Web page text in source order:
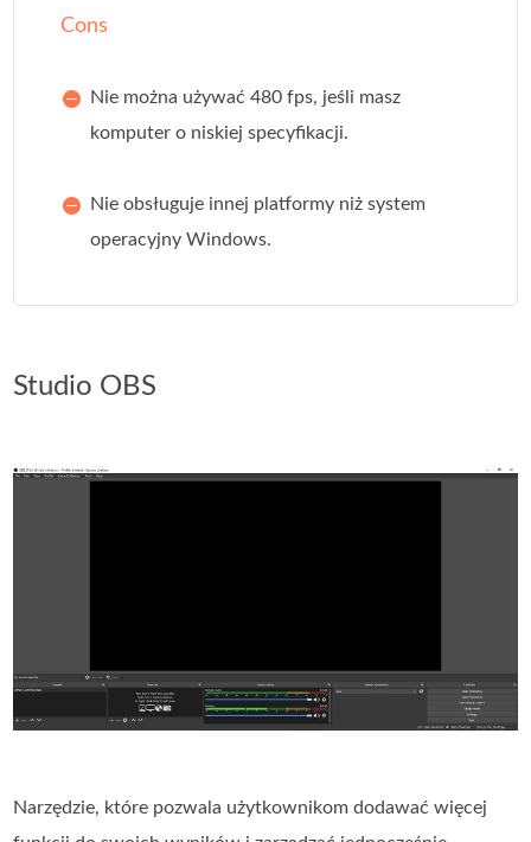
Cons
Nie można używać 480 fps, jeśli masz
komputer o niskiej specyfikacji.
Nie obsługuje innej platformy niż system
operacyjny Windows.
Studio OBS
Narzędzie, które pozwala użytkownikom dodawać więcej